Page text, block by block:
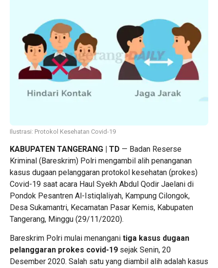
Ilustrasi: Protokol Kesehatan Covid-19
KABUPATEN TANGERANG | TD — Badan Reserse
Kriminal (Bareskrim) Polri mengambil alih penanganan
kasus dugaan pelanggaran protokol kesehatan (prokes)
Covid-19 saat acara Haul Syekh Abdul Qodir Jaelani di
Pondok Pesantren Al-Istiqlaliyah, Kampung Cilongok,
Desa Sukamantri, Kecamatan Pasar Kemis, Kabupaten
Tangerang, Minggu (29/11/2020).
Bareskrim Polri mulai menangani tiga kasus dugaan
pelanggaran prokes covid-19 sejak Senin, 20
Desember 2020. Salah satu yang diambil alih adalah kasus